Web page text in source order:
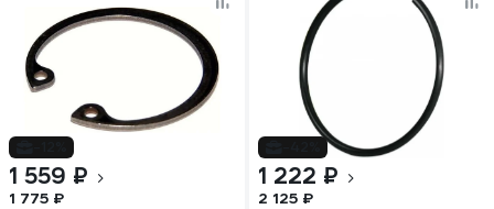
1 559 ₽
1 775 ₽
1 222 ₽
2 125 ₽